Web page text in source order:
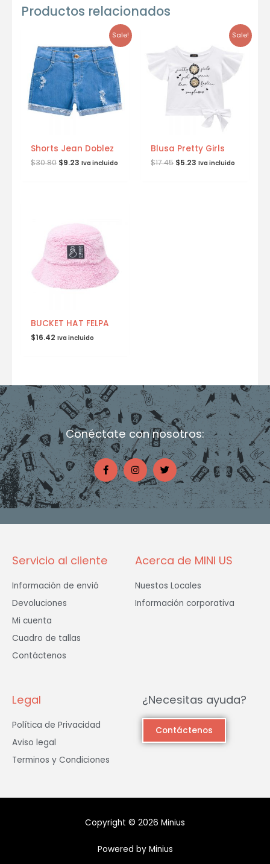
Productos relacionados
Sale!
Shorts Jean Doblez
$30.80 $9.23 Iva incluido
Sale!
Blusa Pretty Girls
$17.45 $5.23 Iva incluido
BUCKET HAT FELPA
$16.42 Iva incluido
Conéctate con nosotros:
F
a
c
e
b
o
o
I
n
s
t
a
g
r
T
w
i
t
t
e
Servicio al cliente
Información de envió
Devoluciones
Mi cuenta
Cuadro de tallas
Contáctenos
Acerca de MINI US
Nuestos Locales
Información corporativa
Legal
Política de Privacidad
Aviso legal
Terminos y Condiciones
¿Necesitas ayuda?
Contáctenos
Copyright © 2026 Minius
Powered by Minius